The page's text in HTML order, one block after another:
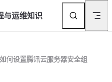
与运维知识
如何设置腾讯云服务器安全组